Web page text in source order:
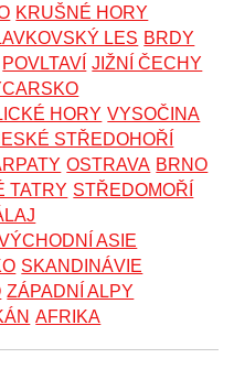
KRUŠNÉ HORY
LES BRDY
POVLTAVÍ JIŽNÍ ČECHY
HORY VYSOČINA
STŘEDOHOŘÍ
OSTRAVA BRNO
TATRY STŘEDOMOŘÍ
ASIE
SKANDINÁVIE
ZÁPADNÍ ALPY
AFRIKA